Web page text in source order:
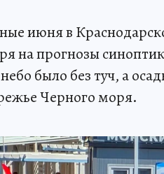
июня в
на прогнозы
было без туч, а
Черного моря.